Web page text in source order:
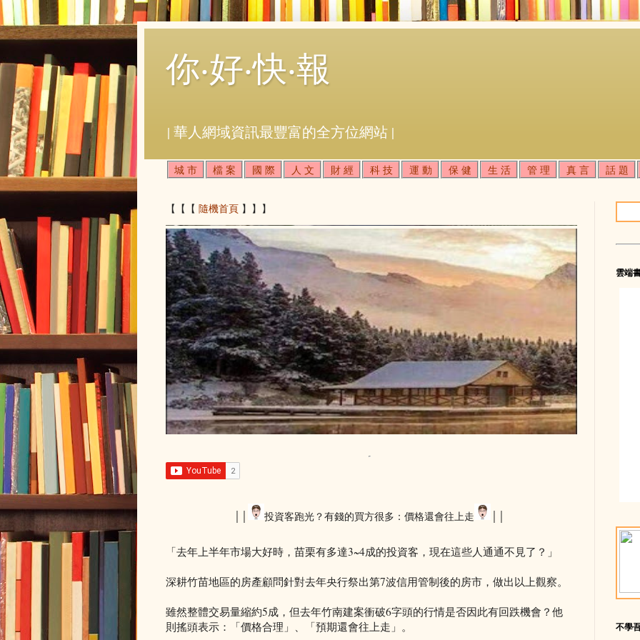
你‧好‧快‧報
| 華人網域資訊最豐富的全方位網站 |
城 市 檔 案 國 際 人 文 財 經 科 技 運 動 保 健 生 活 管 理 真 言 話 題
【【【 隨機首頁 】】】
投資客跑光？有錢的買方很多：價格還會往上走
「去年上半年市場大好時，苗栗有多達3~4成的投資客，現在這些人通通不見了？」
深耕竹苗地區的房產顧問針對去年央行祭出第7波信用管制後的房市，做出以上觀察。
雖然整體交易量縮約5成，但去年竹南建案衝破6字頭的行情是否因此有回跌機會？他
則搖頭表示：「價格合理」、「預期還會往上走」。
雲端
不學